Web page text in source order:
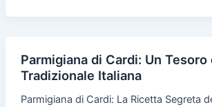
Parmigiana di Cardi: Un
Tradizionale Italiana
Parmigiana di Cardi: La Ricetta Segreta